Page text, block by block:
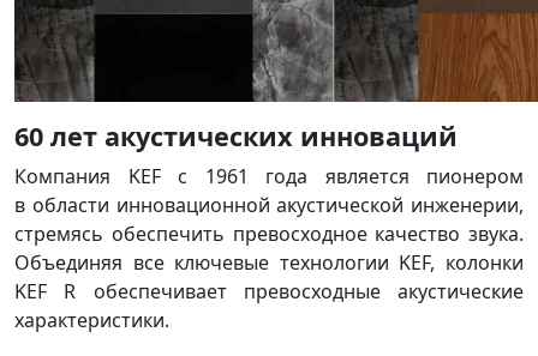
60 лет акустических инноваций
Компания KEF с 1961 года является пионером
в области инновационной акустической инженерии,
стремясь обеспечить превосходное качество звука.
Объединяя все ключевые технологии KEF, колонки
KEF R обеспечивает превосходные акустические
характеристики.